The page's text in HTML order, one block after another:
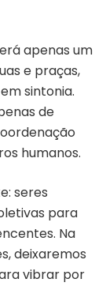
apenas um
e praças,
sintonia.
de
humanos.
seres
para
Na
deixaremos
vibrar por